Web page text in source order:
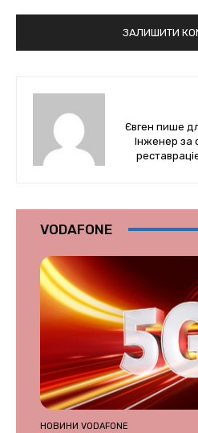
Євген пише
Інженер за
VODAFONE
НОВИНИ VODAFONE